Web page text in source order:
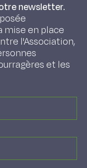
newsletter.
mise en place
l'Association,
et les